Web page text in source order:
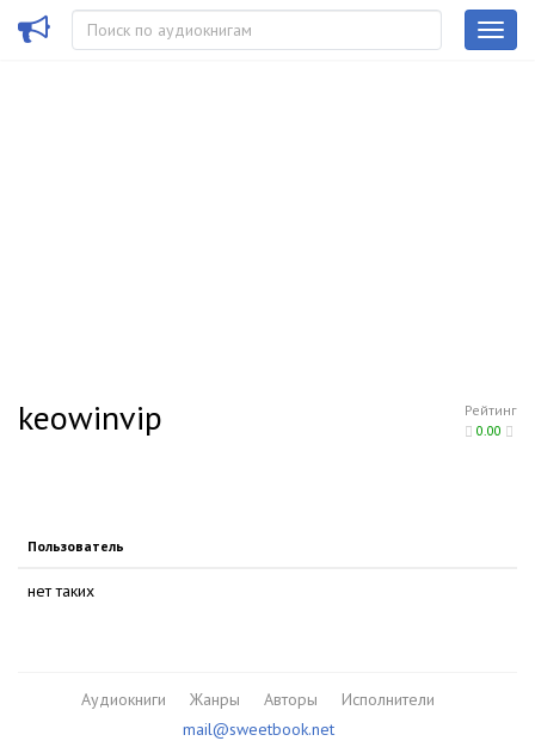
Рейтинг
0.00
keowinvip
Пользователь
нет таких
Аудиокниги Жанры Авторы
Исполнители
mail@sweetbook.net